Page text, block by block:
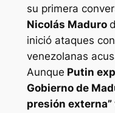
su primera
Nicolás Maduro
inició ataques
venezolanas
Aunque Putin
Gobierno de
presión